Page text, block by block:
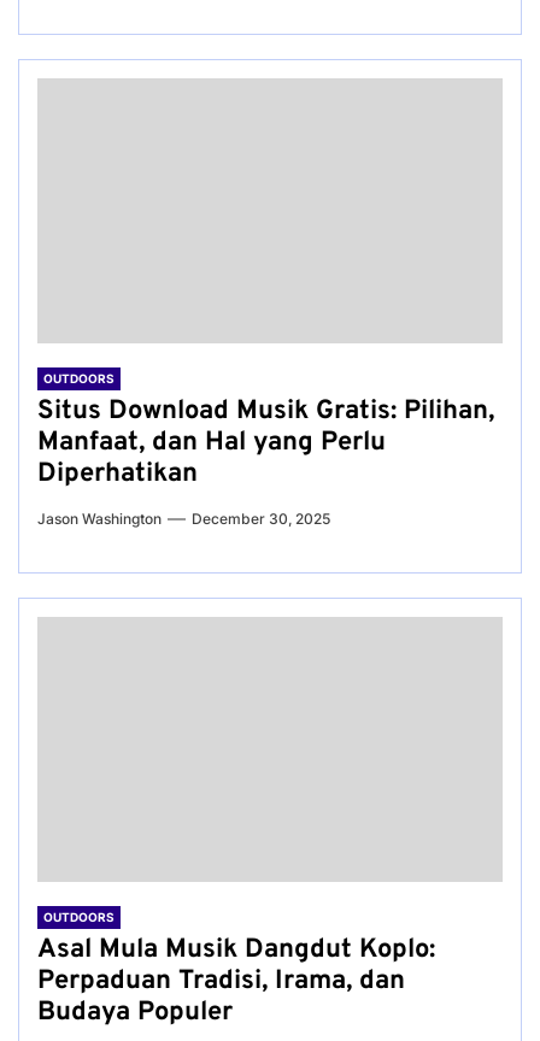
OUTDOORS
Situs Download Musik Gratis: Pilihan,
Manfaat, dan Hal yang Perlu
Diperhatikan
Jason Washington December 30, 2025
OUTDOORS
Asal Mula Musik Dangdut Koplo:
Perpaduan Tradisi, Irama, dan
Budaya Populer